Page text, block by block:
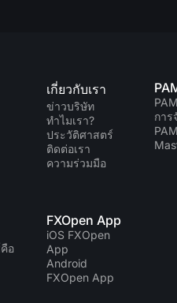
อ
เกี่ยวกับเรา
ข่าวบริษัท
ทำไมเรา?
ประวัติศาสตร์
ติดต่อเรา
ความร่วมมือ
FXOpen App
iOS FXOpen
App
Android
FXOpen App
กา